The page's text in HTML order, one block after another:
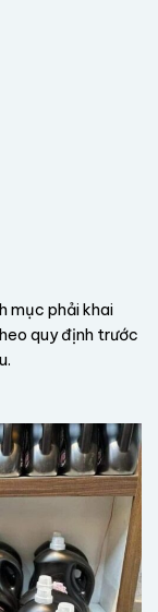
mục phải khai
quy định trước